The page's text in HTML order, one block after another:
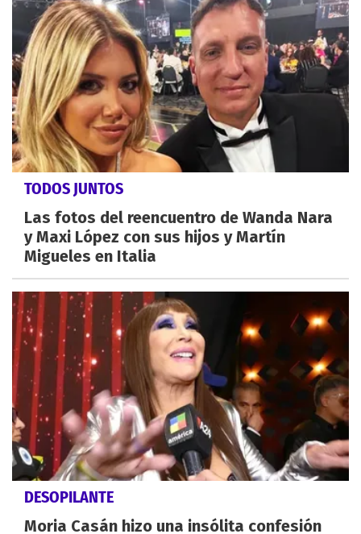
TODOS JUNTOS
Las fotos del reencuentro de Wanda Nara
y Maxi López con sus hijos y Martín
Migueles en Italia
DESOPILANTE
Moria Casán hizo una insólita confesión